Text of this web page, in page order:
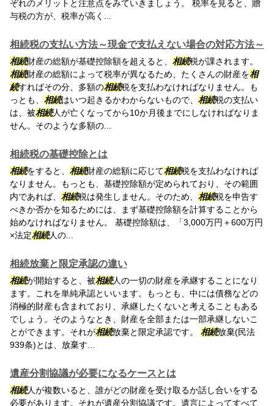
ぞれのメリットと注意点をみていきましょう。 税率を見ると、贈
与税の方が、税率が高く...
相続税の支払い方法～現金で支払えない場合の対応方法～
相続財産の総額が基礎控除額を超えると、 相続税が課されます。
相続財産の総額によって税率が異なるため、たくさんの財産を相
続すればその分、多額の相続税を支払わなければなりません。も
っとも、 相続はいつ起きるかわからないもので、 相続税の支払い
は、被相続人が亡くなってから10か月後までにしなければなりま
せん。そのような多額の...
相続税の基礎控除とは
相続をすると、 相続財産の総額に応じて相続税を支払わなければ
なりません。もっとも、基礎控除額が定められており、その範囲
内であれば、 相続税は発生しません。そのため、 相続税を申告す
べきか否かを知るためには、まず基礎控除額を計算することから
始めなければなりません。 基礎控除額は、「3,000万円＋600万円
×法定相続人の...
相続放棄と限定承認の違い
相続が開始すると、被相続人の一切の財産を承継することになり
ます。これを単純承認といいます。もっとも、中には債務などの
消極的財産も含まれており、承継したくないと考えることもある
でしょう。そのようなとき、財産を全部または一部承継しないこ
とができます。それが相続放棄と限定承認です。 相続放棄(民法
939条)とは、放棄す...
遺産分割協議が必要になるケースとは
相続人が複数いると、誰がどの財産を受け取るか話し合いをする
必要があります。それが遺産分割協議です。遺言によってすべて